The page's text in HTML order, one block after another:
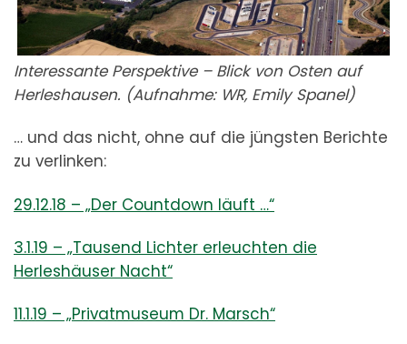
Interessante Perspektive – Blick von Osten auf
Herleshausen. (Aufnahme: WR, Emily Spanel)
… und das nicht, ohne auf die jüngsten Berichte
zu verlinken:
29.12.18 – „Der Countdown läuft …“
3.1.19 – „Tausend Lichter erleuchten die
Herleshäuser Nacht“
11.1.19 – „Privatmuseum Dr. Marsch“